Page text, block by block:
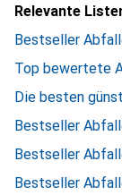
Relevante
Bestseller
Top bewertete
Die besten
Bestseller
Bestseller
Bestseller